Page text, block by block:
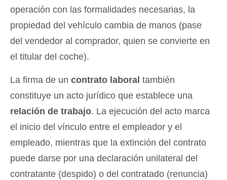
operación con las formalidades necesarias, la
propiedad del vehículo cambia de manos (pase
del vendedor al comprador, quien se convierte en
el titular del coche).
La firma de un contrato laboral también
constituye un acto jurídico que establece una
relación de trabajo. La ejecución del acto marca
el inicio del vínculo entre el empleador y el
empleado, mientras que la extinción del contrato
puede darse por una declaración unilateral del
contratante (despido) o del contratado (renuncia)